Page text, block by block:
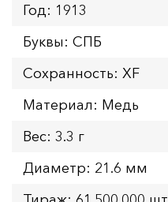
Год: 1913
Буквы: СПБ
Сохранность: XF
Материал: Медь
Вес: 3.3 г
Диаметр: 21.6 мм